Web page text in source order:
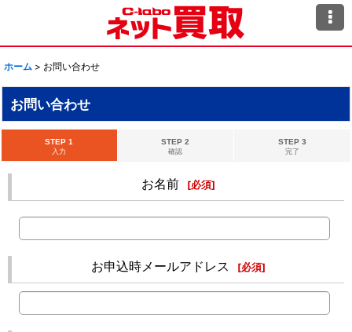
ホーム > お問い合わせ
お問い合わせ
STEP 1
入力
STEP 2
確認
STEP 3
完了
お名前 [必須]
お申込時メールアドレス [必須]